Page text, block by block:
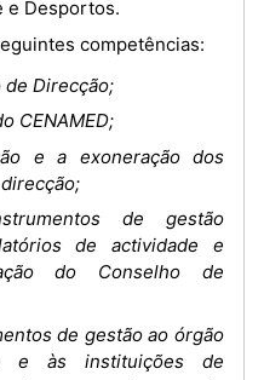
e Desportos.
competências:
Direcção;
CENAMED;
e a exoneração dos
de gestão
de actividade e
do Conselho de
de gestão ao órgão
e às instituições de